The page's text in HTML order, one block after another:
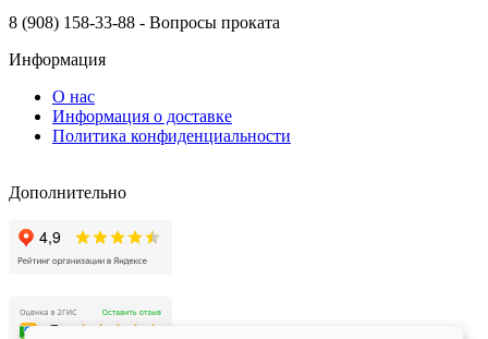
8 (908) 158-33-88 - Вопросы проката
Информация
О нас
Информация о доставке
Политика конфиденциальности
Дополнительно